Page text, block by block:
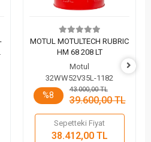
MOTUL MOTULTECH RUBRIC
HM 68 208 LT
Motul
32WW52V35L-1182
%8
43.000,00 TL
39.600,00 TL
Sepetteki Fiyat
38.412,00 TL